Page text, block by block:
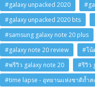
#galaxy unpacked 2020
#galaxy unpacked 2020 bts
#samsung galaxy note 20 plus
#galaxy note 20 review
#โน้
#พรีวิว galaxy note 20
#รีวิว
#time lapse - อุทยานแห่งชาติถ้ำส